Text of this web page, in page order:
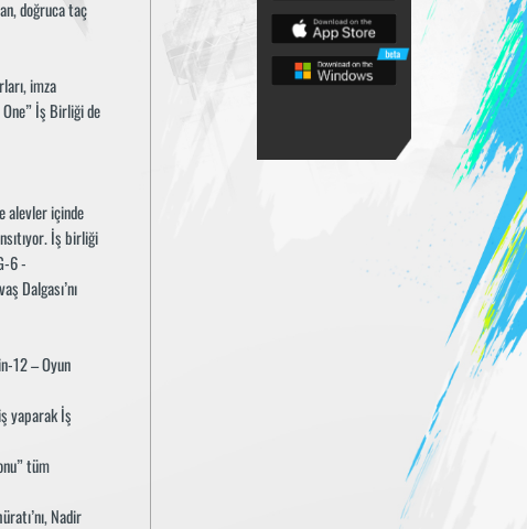
doğruca taç
imza
İş Birliği de
alevler içinde
İş birliği
6 -
Dalgası’nı
12 – Oyun
yaparak İş
tüm
Nadir